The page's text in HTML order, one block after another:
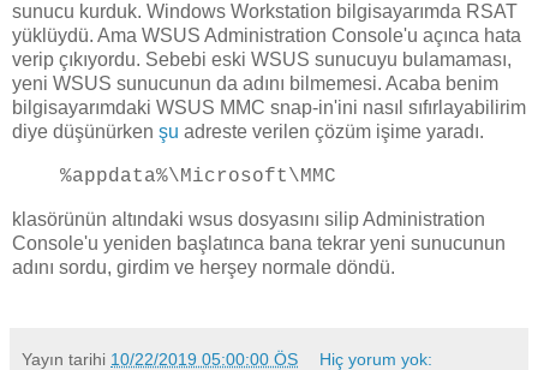
sunucu kurduk. Windows Workstation bilgisayarımda RSAT
yüklüydü. Ama WSUS Administration Console'u açınca hata
verip çıkıyordu. Sebebi eski WSUS sunucuyu bulamaması,
yeni WSUS sunucunun da adını bilmemesi. Acaba benim
bilgisayarımdaki WSUS MMC snap-in'ini nasıl sıfırlayabilirim
diye düşünürken şu adreste verilen çözüm işime yaradı.
%appdata%\Microsoft\MMC
klasörünün altındaki wsus dosyasını silip Administration
Console'u yeniden başlatınca bana tekrar yeni sunucunun
adını sordu, girdim ve herşey normale döndü.
Yayın tarihi 10/22/2019 05:00:00 ÖS Hiç yorum yok: